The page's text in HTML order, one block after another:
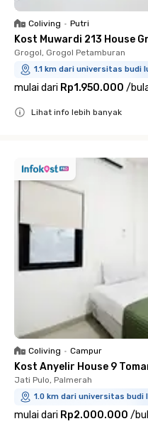
Coliving • Putri
Kost Muwardi 213 House
Grogol, Grogol Petamburan
1.1 km dari universitas budi
mulai dari Rp1.950.000 /
Lihat info lebih banyak
Coliving • Campur
Kost Anyelir House 9
Jati Pulo, Palmerah
1.0 km dari universitas budi
mulai dari Rp2.000.000 /